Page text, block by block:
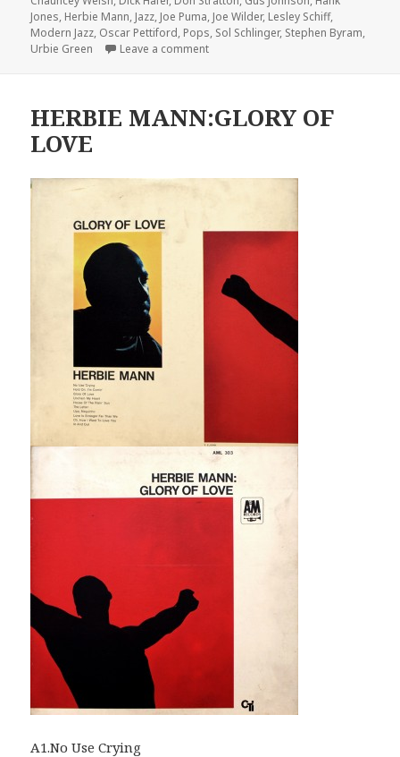
Jones, Herbie Mann, Jazz, Joe Puma, Joe Wilder, Lesley Schiff,
Modern Jazz, Oscar Pettiford, Pops, Sol Schlinger, Stephen Byram,
Urbie Green
Leave a comment
HERBIE MANN:GLORY OF
LOVE
A1.No Use Crying